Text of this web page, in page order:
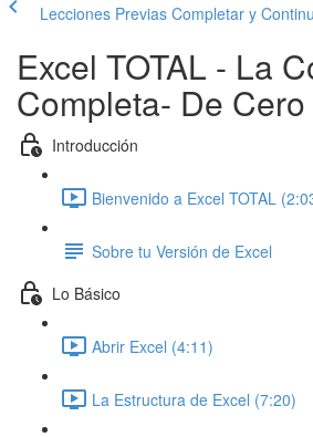
Lecciones Previas Completar y
Excel TOTAL - La
Completa- De Cero
Introducción
Bienvenido a Excel TOTAL
Sobre tu Versión de Excel
Lo Básico
Abrir Excel (4:11)
La Estructura de Excel (7:20)